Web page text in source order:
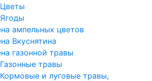
Цветы
Ягоды
ампельных цветов
Вкуснятина
газонной травы
Газонные травы
Кормовые и луговые травы,